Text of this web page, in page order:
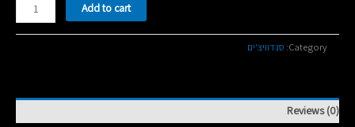
בחלה
quantity
Add to cart
Category: סנדוויצ'ים
Reviews (0)